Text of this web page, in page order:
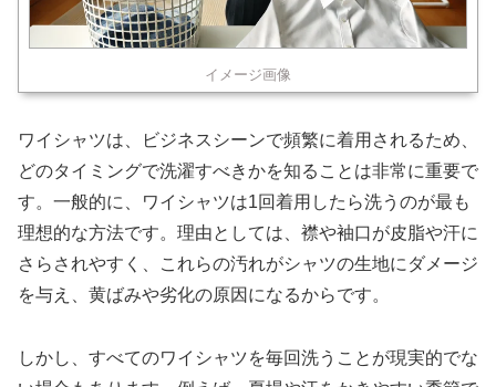
イメージ画像
ワイシャツは、ビジネスシーンで頻繁に着用されるため、
どのタイミングで洗濯すべきかを知ることは非常に重要で
す。一般的に、ワイシャツは1回着用したら洗うのが最も
理想的な方法です。理由としては、襟や袖口が皮脂や汗に
さらされやすく、これらの汚れがシャツの生地にダメージ
を与え、黄ばみや劣化の原因になるからです。
しかし、すべてのワイシャツを毎回洗うことが現実的でな